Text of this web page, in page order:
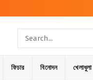
ফিচার বিনোদন খেলাধুলা